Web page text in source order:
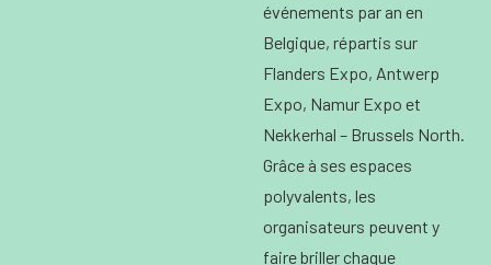
événements par an en
Belgique, répartis sur
Flanders Expo, Antwerp
Expo, Namur Expo et
Nekkerhal – Brussels North.
Grâce à ses espaces
polyvalents, les
organisateurs peuvent y
faire briller chaque